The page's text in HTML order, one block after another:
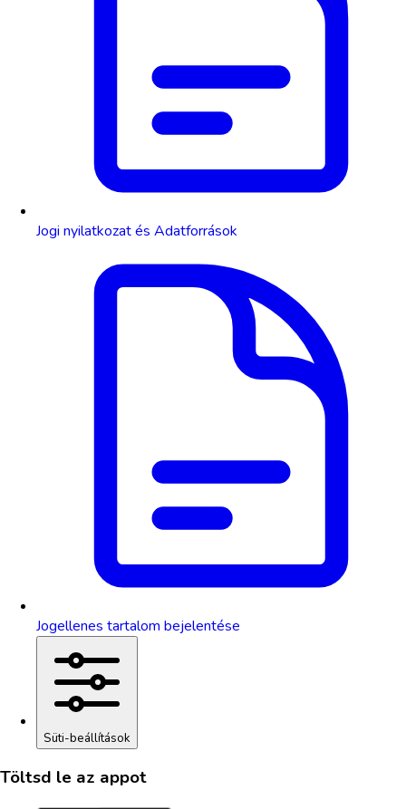
Jogi nyilatkozat és Adatforrások
Jogellenes tartalom bejelentése
Süti-beállítások
Töltsd le az appot